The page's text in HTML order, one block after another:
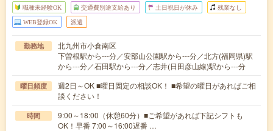
職種未経験OK 交通費別途支給あり 土日祝日が休み 残業なし
WEB登録OK 派遣
勤務地
北九州市小倉南区
下曽根駅から---分／安部山公園駅から---分／北方(福岡県)駅
から---分／石田駅から---分／志井(日田彦山線)駅から---分
曜日頻度
週2日～OK ■曜日固定の相談OK！ ■希望の曜日があればご相
談ください！
時間
9:00～18:00（休憩60分）■ご希望があれば下記シフトも
OK！早番 7:00～16:00遅番 …